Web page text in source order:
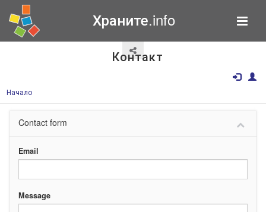
Храните.info
Контакт
Начало
Contact form
Email
Message